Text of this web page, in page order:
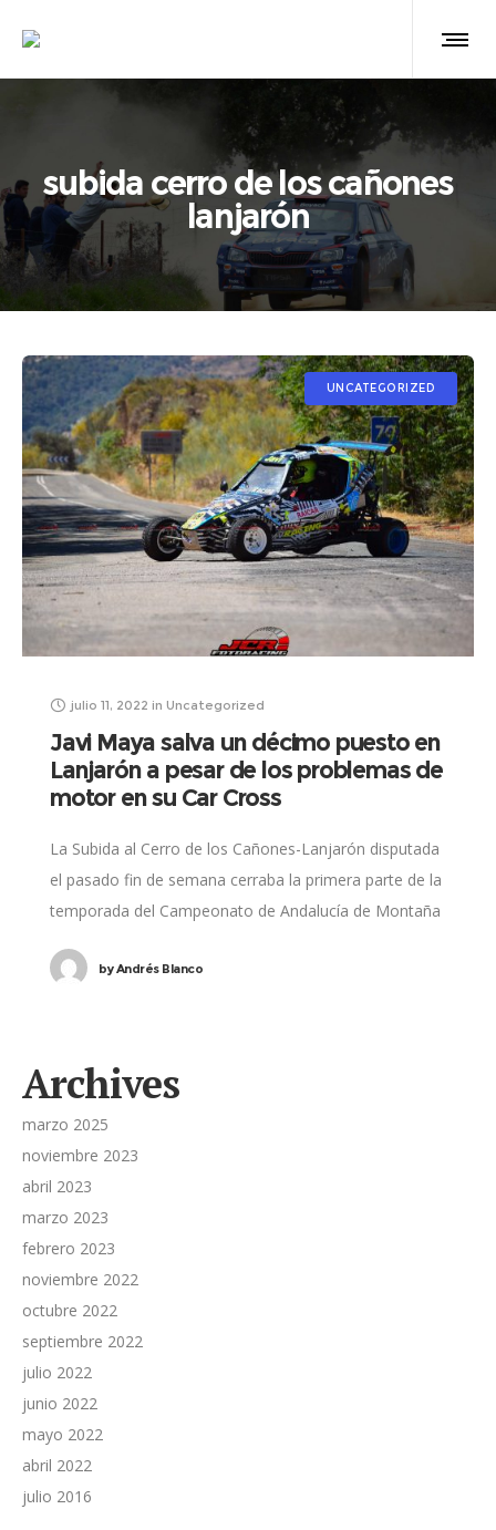
subida cerro de los cañones
lanjarón
UNCATEGORIZED
julio 11, 2022 in Uncategorized
Javi Maya salva un décimo puesto en
Lanjarón a pesar de los problemas de
motor en su Car Cross
La Subida al Cerro de los Cañones-Lanjarón disputada
el pasado fin de semana cerraba la primera parte de la
temporada del Campeonato de Andalucía de Montaña
byAndrés Blanco
Archives
marzo 2025
noviembre 2023
abril 2023
marzo 2023
febrero 2023
noviembre 2022
octubre 2022
septiembre 2022
julio 2022
junio 2022
mayo 2022
abril 2022
julio 2016